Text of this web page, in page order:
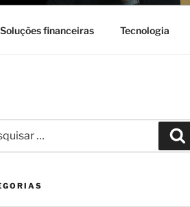
Soluções financeiras Tecnologia